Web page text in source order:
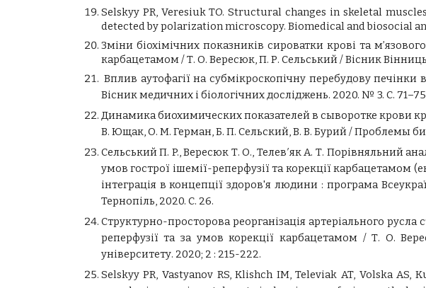
Selskyy PR, Veresiuk TO. Structural changes in skeletal
detected by polarization microscopy. Biomedical and biosocial
Зміни біохімічних показників сироватки крові та
карбацетамом / Т. О. Вересюк, П. Р. Сельський / Вісник
Вплив аутофагії на субмікроскопічну перебудову печінки
Вісник медичних і біологічних досліджень. 2020. № 3. С.
Динамика биохимических показателей в сыворотке крови
В. Ющак, О. М. Герман, Б. П. Сельский, В. В. Бурий / Проблемы
Сельський П. P., Веpесюк Т. О., Телев′як А. Т. Порівняльний
умов гострої ішемії-реперфузії та корекції
інтеграція в концепції здоров'я людини : пpогpама
Теpнопіль, 2020. С. 26.
Структурно-просторова реорганізація артеріального русла
реперфузії та за умов корекції карбацетамом / Т. О.
університету. 2020; 2 : 215-222.
Selskyy PR, Vastyanov RS, Klishch IM, Televiak AT, Volska